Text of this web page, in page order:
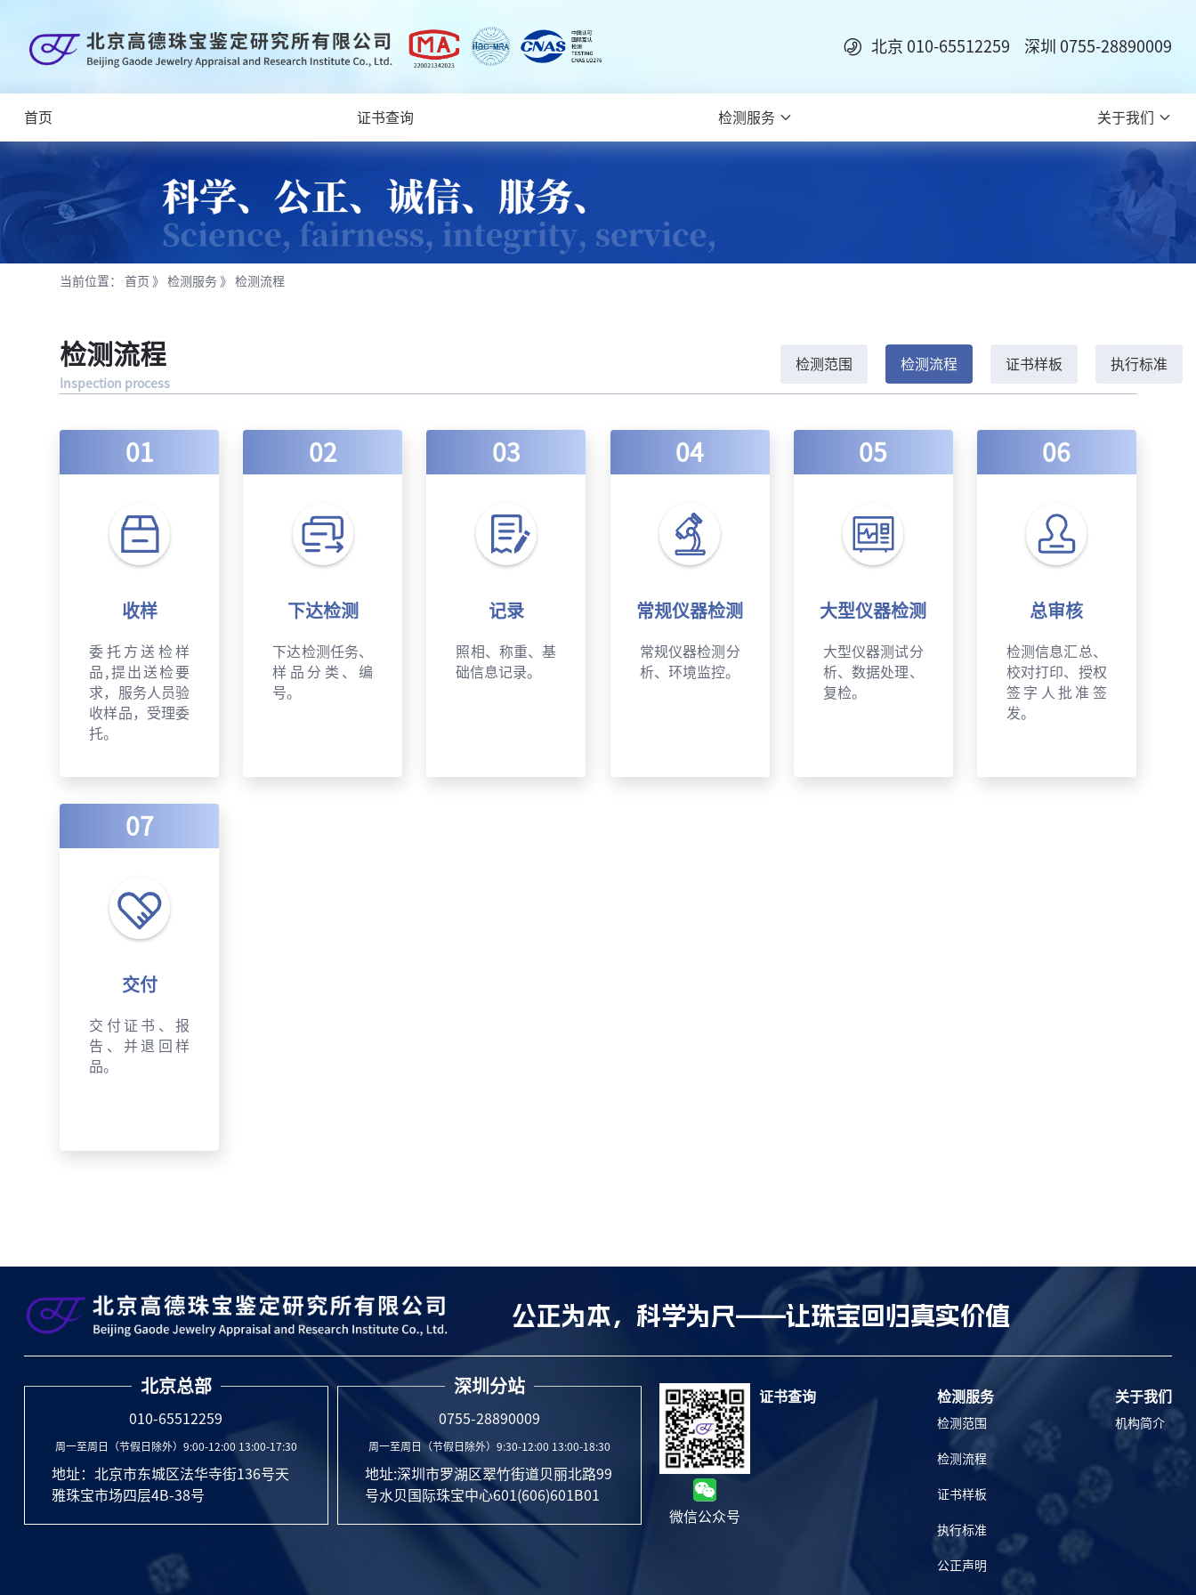
北京 010-65512259 深圳 0755-28890009
首页 证书查询 检测服务 关于我们
当前位置：首页》检测服务》检测流程
检测流程
Inspection process
检测范围 检测流程 证书样板 执行标准
01
收样
委托方送检样
品,提出送检要
求，服务人员验
收样品，受理委
托。
02
下达检测
下达检测任务、
样品分类、编
号。
03
记录
照相、称重、基
础信息记录。
04
常规仪器检测
常规仪器检测分
析、环境监控。
05
大型仪器检测
大型仪器测试分
析、数据处理、
复检。
06
总审核
检测信息汇总、
校对打印、授权
签字人批准签
发。
07
交付
交付证书、报
告、并退回样
品。
公正为本，科学为尺——让珠宝回归真实价值
北京总部
010-65512259
周一至周日（节假日除外）9:00-12:00 13:00-17:30
地址：北京市东城区法华寺街136号天
雅珠宝市场四层4B-38号
深圳分站
0755-28890009
周一至周日（节假日除外）9:30-12:00 13:00-18:30
地址:深圳市罗湖区翠竹街道贝丽北路99
号水贝国际珠宝中心601(606)601B01
微信公众号
证书查询 检测服务
检测范围
检测流程
证书样板
执行标准
公正声明
关于我们
机构简介